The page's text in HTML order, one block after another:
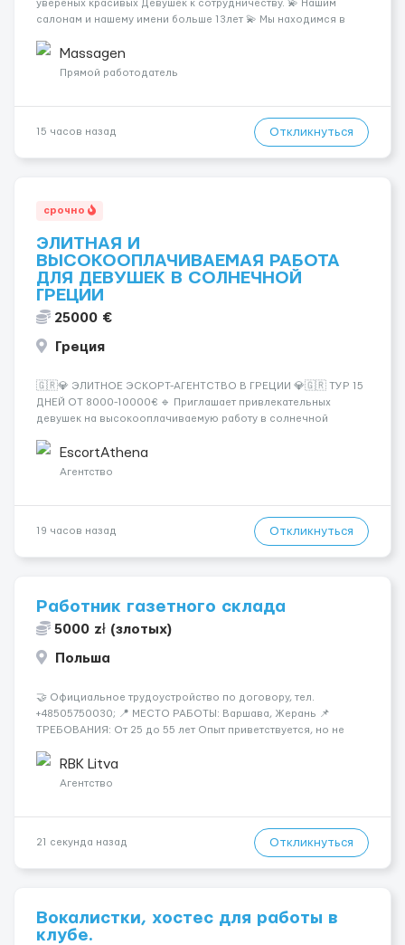
увереных красивых Девушек к сотрудничеству. 💫 Нашим
салонам и нашему имени больше 13лет 💫 Мы находимся в
заработная плата 💚Мы гарантируем Наличие работы. Поток 💝
incall / Out...
Massagen
Прямой работодатель
15 часов назад Откликнуться
срочно
ЭЛИТНАЯ И
ВЫСОКООПЛАЧИВАЕМАЯ РАБОТА
ДЛЯ ДЕВУШЕК В СОЛНЕЧНОЙ
ГРЕЦИИ
25000 €
Греция
🇬🇷💎 ЭЛИТНОЕ ЭСКОРТ-АГЕНТСТВО В ГРЕЦИИ 💎🇬🇷 ТУР 15
ДНЕЙ ОТ 8000-10000€ 🔹 Приглашает привлекательных
девушек на высокооплачиваемую работу в солнечной
хорошие деньги 💶 — это предложение для тебя! 🔹
Требования: ✔️ Возраст от ...
EscortAthena
Агентство
19 часов назад Откликнуться
Работник газетного склада
5000 zł (злотых)
Польша
🤝 Официальное трудоустройство по договору, тел.
+48505750030; 📍 МЕСТО РАБОТЫ: Варшава, Жерань 📌
ТРЕБОВАНИЯ: От 25 до 55 лет Опыт приветствуется, но не
Мужчины (25-55 лет) язык: разговорный уровень польского 📆
ГРАФИК РАБОТЫ...
RBK Litva
Агентство
21 секунда назад Откликнуться
Вокалистки, хостес для работы в
клубе.